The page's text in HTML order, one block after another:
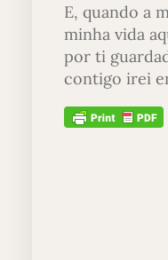
E, quando a
minha vida
por ti
contigo irei